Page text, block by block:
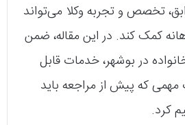
تخصص و تجربه وکلا می‌تواند
کمک کند. در این مقاله، ضمن
در بوشهر، خدمات قابل
مهمی که پیش از مراجعه باید
کرد.